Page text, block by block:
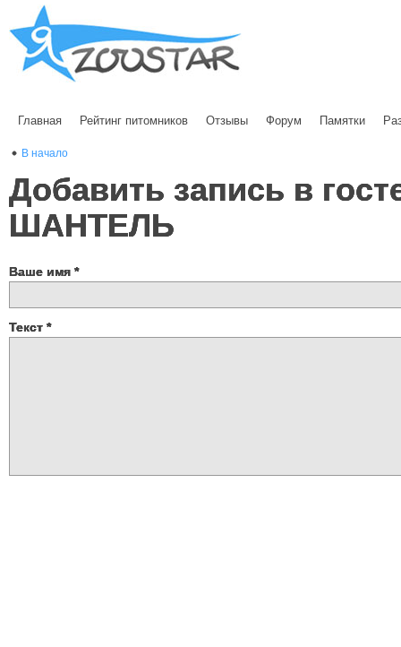
Главная Рейтинг питомников Отзывы Форум Памятки
В начало
Добавить запись в
ШАНТЕЛЬ
Ваше имя *
Текст *